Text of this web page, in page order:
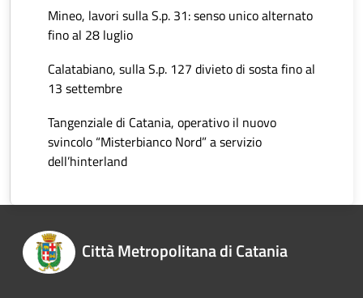
Mineo, lavori sulla S.p. 31: senso unico alternato
fino al 28 luglio
Calatabiano, sulla S.p. 127 divieto di sosta fino al
13 settembre
Tangenziale di Catania, operativo il nuovo
svincolo “Misterbianco Nord” a servizio
dell’hinterland
Città Metropolitana di Catania